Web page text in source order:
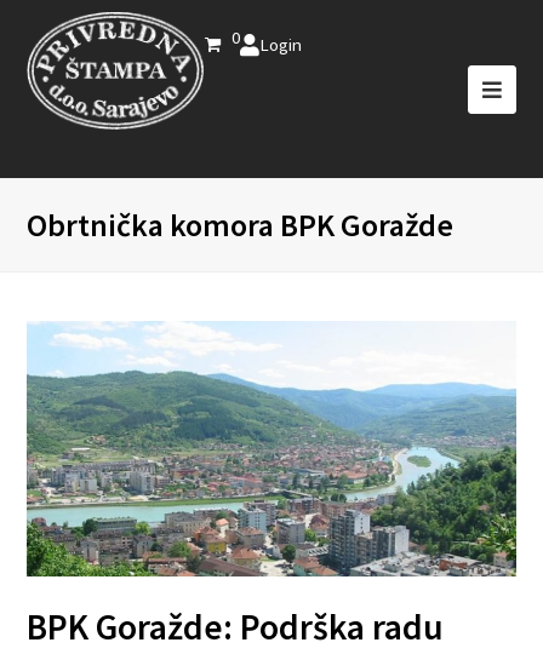
0 Login
Obrtnička komora BPK Goražde
BPK Goražde: Podrška radu